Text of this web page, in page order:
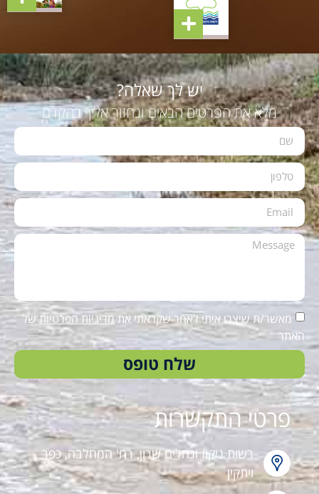
יש לך שאלה?
מלא את הפרטים הבאים ונחזור אליך בהקדם
מאשר/ת שיצרו איתי לאחר שקראתי אתמדיניות הפרטיותשל
האתר
שלח טופס
פרטי התקשרות
רשות ניקוז ונחלים שרון, רח' המחלבה, כפר
ויתקין